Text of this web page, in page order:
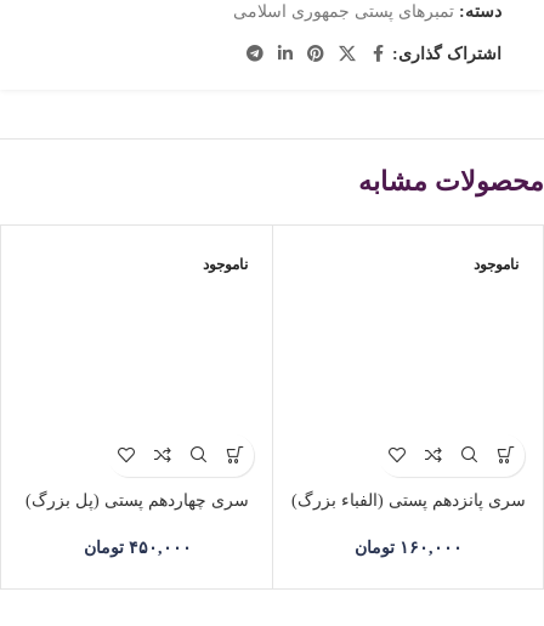
دسته: تمبرهای پستی جمهوری اسلامی
اشتراک گذاری:
محصولات مشابه
ناموجود
سری پانزدهم پستی (الفباء بزرگ)
۱۶۰,۰۰۰ تومان
ناموجود
سری چهاردهم پستی (پل بزرگ)
۴۵۰,۰۰۰ تومان